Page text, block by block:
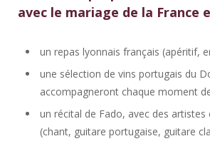
avec le mariage de la France
un repas lyonnais français (apéritif,
une sélection de vins portugais du
accompagneront chaque moment
un récital de Fado, avec des artistes
(chant, guitare portugaise, guitare